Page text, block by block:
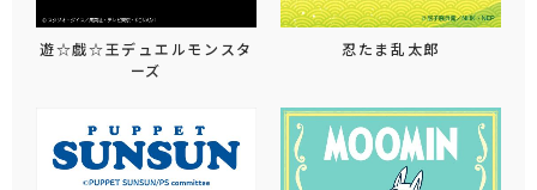
遊☆戯☆王デュエルモンスタ
ーズ
忍たま乱太郎